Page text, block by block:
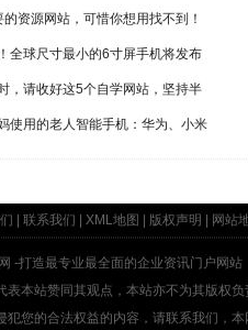
资源网站，可惜你想用找不到！
全球尺寸最小的6寸屏手机将发布
，请收好这5个自学网站，坚持半
使用的老人智能手机：华为、小米
联系我们 XML地图 版权声明 网站
-打造最专业最全面的企业资讯门户网站
本站赞同其观点，本站亦不为其版权
您的合法权益的内容，请联系我们，本